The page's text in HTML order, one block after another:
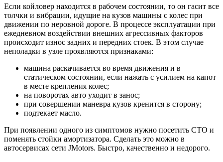
Если койловер находится в рабочем состоянии, то он гасит все
толчки и вибрации, идущие на кузов машины с колес при
движении по неровной дороге. В процессе эксплуатации при
ежедневном воздействии внешних агрессивных факторов
происходит износ задних и передних стоек. В этом случае
неполадки в узле проявляются признаками:
машина раскачивается во время движения и в
статическом состоянии, если нажать с усилием на капот
в месте крепления колес;
на поворотах авто уходит в занос;
при совершении маневра кузов кренится в сторону;
подтекает масло.
При появлении одного из симптомов нужно посетить СТО и
поменять стойки амортизатора. Сделать это можно в
автосервисах сети JMotors. Быстро, качественно и недорого.